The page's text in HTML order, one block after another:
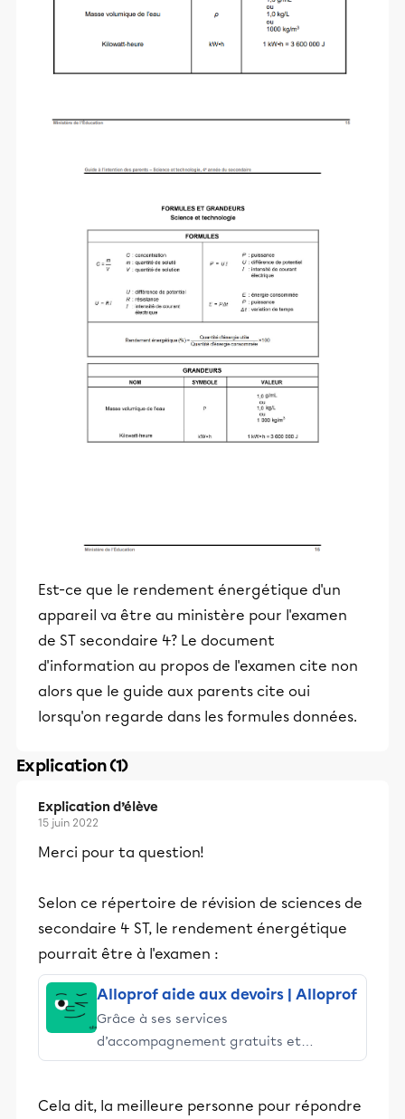
Est-ce que le rendement énergétique d'un
appareil va être au ministère pour l'examen
de ST secondaire 4? Le document
d'information au propos de l'examen cite non
alors que le guide aux parents cite oui
lorsqu'on regarde dans les formules données.
Explication (1)
Explication d’élève
15 juin 2022
Merci pour ta question!
Selon ce répertoire de révision de sciences de
secondaire 4 ST, le rendement énergétique
pourrait être à l'examen :
Alloprof aide aux devoirs | Alloprof
Grâce à ses services
d’accompagnement gratuits et
stimulants, Alloprof engage les élèves
éducative.
Cela dit, la meilleure personne pour répondre